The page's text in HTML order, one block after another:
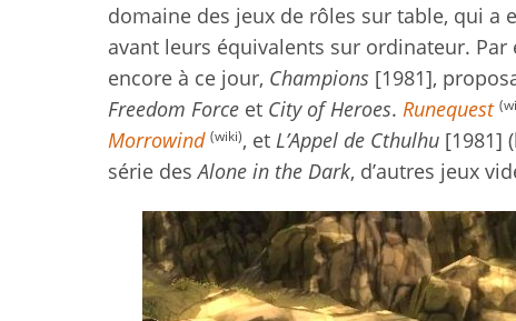
domaine des jeux de rôles sur table, qui a
avant leurs équivalents sur ordinateur.
encore à ce jour, Champions [1981],
Freedom Force et City of Heroes. Runequest
Morrowind (wiki), et L’Appel de Cthulhu [1981]
série desAlone in the Dark, d’autres jeux